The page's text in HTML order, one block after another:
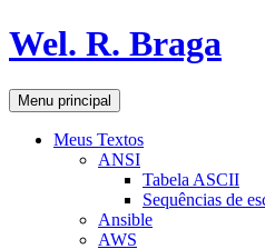
Pular
para
conteúdo
Wel. R. Braga
Pesquisar
Menu principal
Meus Textos
ANSI
Tabela ASCII
Sequências de
Ansible
AWS